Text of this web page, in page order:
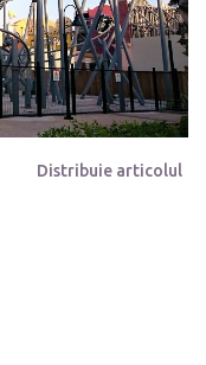
Distribuie articolul